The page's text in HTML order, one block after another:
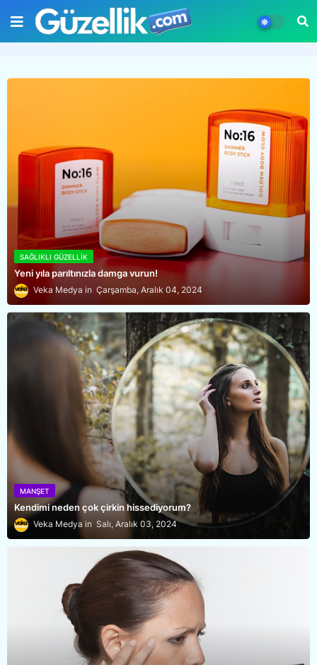
SAĞLIKLI GÜZELLIK
Yeni yıla parıltınızla damga vurun!
Veka Medya Çarşamba, Aralık 04, 2024
MANŞET
Kendimi neden çok çirkin hissediyorum?
Veka Medya Salı, Aralık 03, 2024